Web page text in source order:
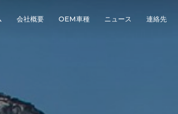
会社概要 OEM車種 ニュース 連絡先